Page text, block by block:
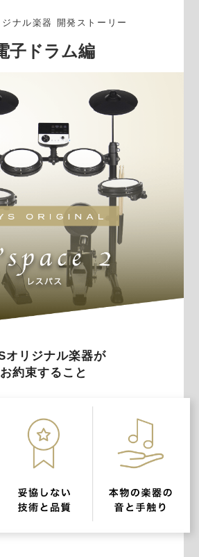
ナル楽器 開発ストーリー
子ドラム編
オリジナル楽器が
お約束すること